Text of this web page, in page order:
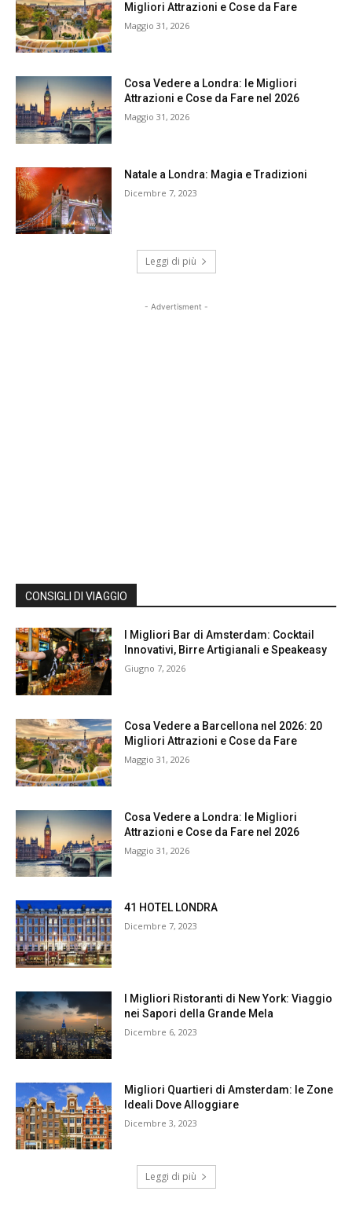
Migliori Attrazioni e Cose da Fare
Maggio 31, 2026
Cosa Vedere a Londra: le Migliori
Attrazioni e Cose da Fare nel 2026
Maggio 31, 2026
Natale a Londra: Magia e Tradizioni
Dicembre 7, 2023
Leggi di più
- Advertisment -
CONSIGLI DI VIAGGIO
I Migliori Bar di Amsterdam: Cocktail
Innovativi, Birre Artigianali e Speakeasy
Giugno 7, 2026
Cosa Vedere a Barcellona nel 2026: 20
Migliori Attrazioni e Cose da Fare
Maggio 31, 2026
Cosa Vedere a Londra: le Migliori
Attrazioni e Cose da Fare nel 2026
Maggio 31, 2026
41 HOTEL LONDRA
Dicembre 7, 2023
I Migliori Ristoranti di New York: Viaggio
nei Sapori della Grande Mela
Dicembre 6, 2023
Migliori Quartieri di Amsterdam: le Zone
Ideali Dove Alloggiare
Dicembre 3, 2023
Leggi di più